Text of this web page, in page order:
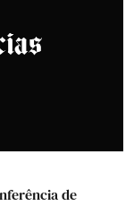
de